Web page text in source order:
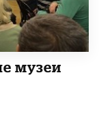
музеи